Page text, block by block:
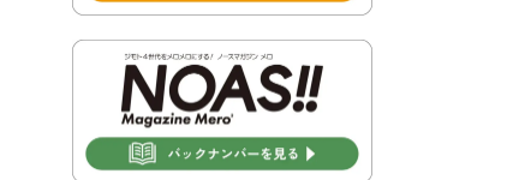
書が変わります！
2026年7月30日 豊前市立豊前
中学校の進捗状況について
2026年7月30日 豊前市立学校